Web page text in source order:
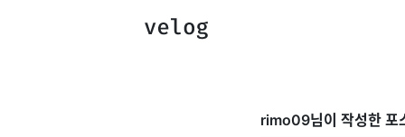
rimo09님이 작성한 포